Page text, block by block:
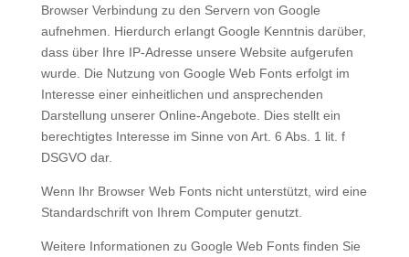
Browser Verbindung zu den Servern von Google
aufnehmen. Hierdurch erlangt Google Kenntnis darüber,
dass über Ihre IP-Adresse unsere Website aufgerufen
wurde. Die Nutzung von Google Web Fonts erfolgt im
Interesse einer einheitlichen und ansprechenden
Darstellung unserer Online-Angebote. Dies stellt ein
berechtigtes Interesse im Sinne von Art. 6 Abs. 1 lit. f
DSGVO dar.
Wenn Ihr Browser Web Fonts nicht unterstützt, wird eine
Standardschrift von Ihrem Computer genutzt.
Weitere Informationen zu Google Web Fonts finden Sie